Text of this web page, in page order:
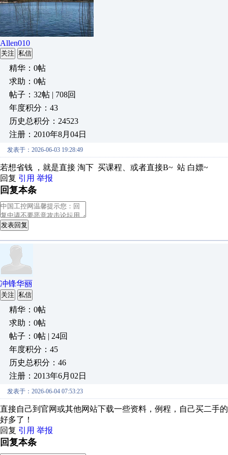
Allen010
关注 私信
精华：0帖
求助：0帖
帖子：32帖 | 708回
年度积分：43
历史总积分：24523
注册：2010年8月04日
发表于：2026-06-03 19:28:49
若想省钱 ，就是直接 淘下 买课程、或者直接B~ 站 白嫖~
回复 引用 举报
回复本条
发表回复
冲锋华丽
关注 私信
精华：0帖
求助：0帖
帖子：0帖 | 24回
年度积分：45
历史总积分：46
注册：2013年6月02日
发表于：2026-06-04 07:53:23
直接自己到官网或其他网站下载一些资料，例程，自己买二手
好多了！
回复 引用 举报
回复本条